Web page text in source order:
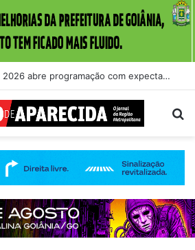
Aparecida é Show 2026 abre programação com expectativa de grande público nesta quinta-feira (6)